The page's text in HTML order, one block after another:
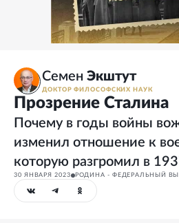
Семен Экштут
ДОКТОР ФИЛОСОФСКИХ НАУК
Прозрение Сталина
Почему в годы войны
изменил отношение к
которую разгромил в
30 ЯНВАРЯ 2023 РОДИНА - ФЕДЕРАЛЬНЫЙ